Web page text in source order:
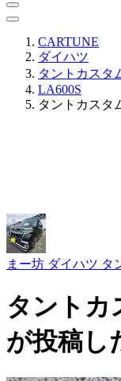
CARTUNE
ダイハツ
タントカスタ
LA600S
タントカスタ
まー坊 ダイハツ タ
タントカ
が投稿し